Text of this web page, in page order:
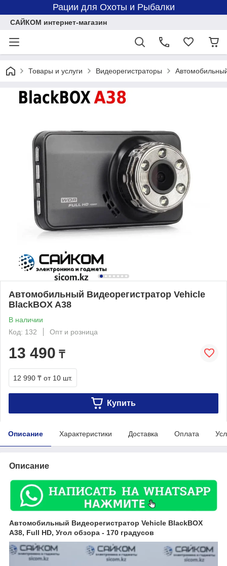
Рации для Охоты и Рыбалки
САЙКОМ интернет-магазин
Товары и услуги Видеорегистраторы
Автомобильный Видеорегистратор Vehicle
BlackBOX A38
В наличии
Код: 132
Опт и розница
13 490 ₸
12 990 ₸ от 10 шт.
Купить
Описание Характеристики Доставка Оплата
Описание
Автомобильный Видеорегистратор Vehicle BlackBOX
A38, Full HD, Угол обзора - 170 градусов